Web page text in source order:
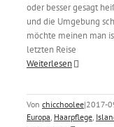
oder besser gesagt
und die Umgebung
möchte meinen man
letzten Reise
Weiterlesen
Von chicchoolee|2017-
Europa, Haarpflege,